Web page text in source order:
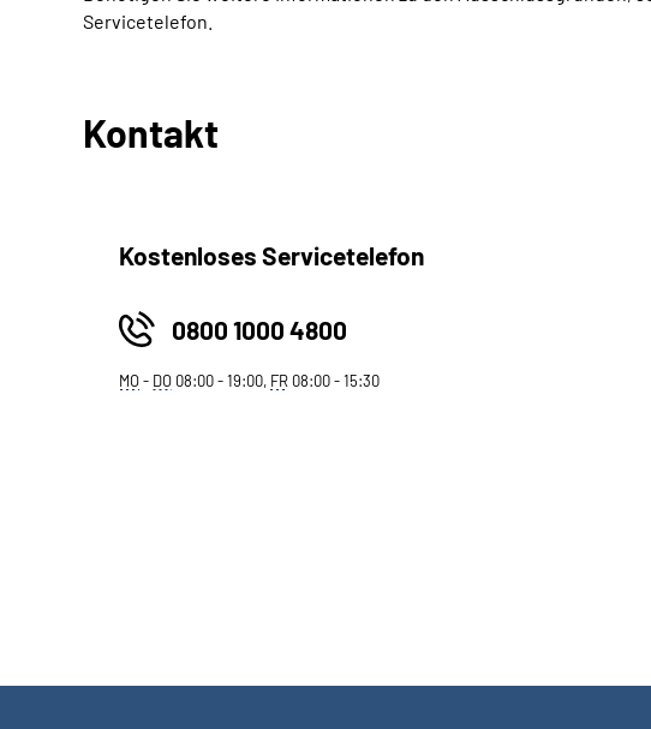
Servicetelefon.
Kontakt
Kostenloses Servicetelefon
0800 1000 4800
MO- DO 08:00 - 19:00, FR 08:00 - 15:30